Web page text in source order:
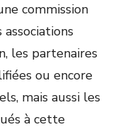
commission
les partenaires
ou encore
mais aussi les
à cette